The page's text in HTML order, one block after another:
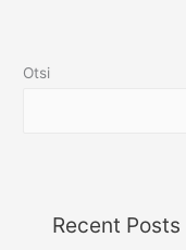
Otsi
Recent Posts